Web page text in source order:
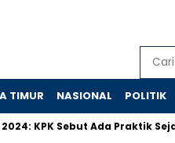
TIMUR NASIONAL POLITIK
Sebut Ada Praktik Sejak